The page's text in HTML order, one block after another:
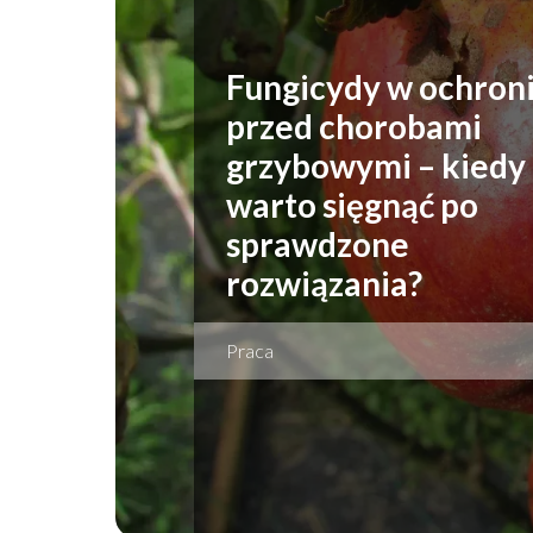
Fungicydy w
przed chorobami
grzybowymi – kiedy
warto sięgnąć po
sprawdzone
rozwiązania?
Praca